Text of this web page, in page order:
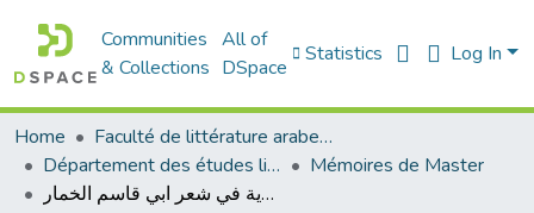
Communities
& Collections
All of
DSpace
Statistics Log In
Home
Faculté de littérature arabe et des arts
Département des études littéraires et critiques
Mémoires de Master
ملامح الهوية في شعر ابي قاسم الخمار